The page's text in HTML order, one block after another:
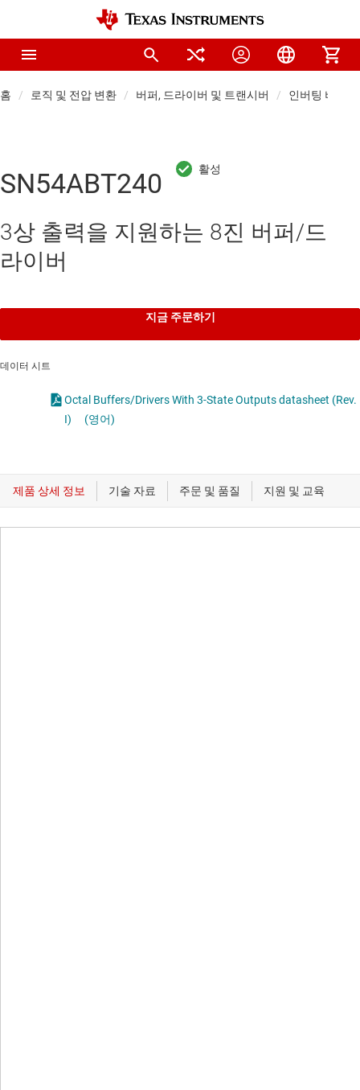
홈 로직 및 전압 변환 버퍼, 드라이버 및 트랜시버 인버팅 버퍼
SN54ABT240
3상 출력을 지원하는 8진 버퍼/드
라이버
지금 주문하기
데이터 시트
Octal Buffers/Drivers With 3-State Outputs datasheet (Rev.
I)
(영어)